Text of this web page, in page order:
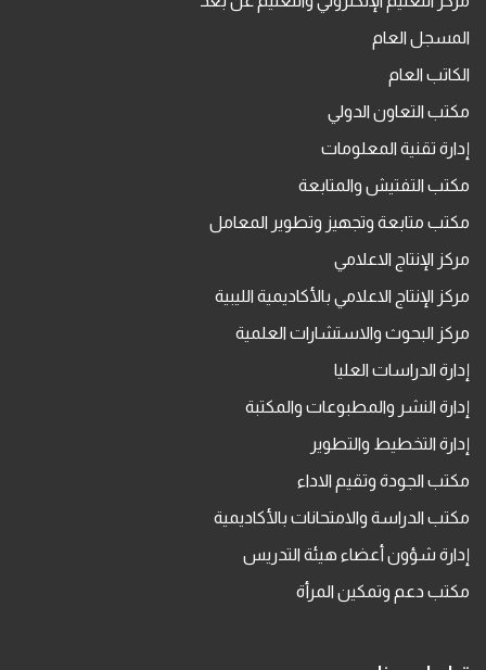
المسجل العام
الكاتب العام
مكتب التعاون الدولي
إدارة تقنية المعلومات
مكتب التفتيش والمتابعة
مكتب متابعة وتجهيز وتطوير المعامل
مركز الإنتاج الاعلامي
مركز الإنتاج الاعلامي بالأكاديمية الليبية
مركز البحوث والاستشارات العلمية
إدارة الدراسات العليا
إدارة النشر والمطبوعات والمكتبة
إدارة التخطيط والتطوير
مكتب الجودة وتقيم الاداء
مكتب الدراسة والامتحانات بالأكاديمية
إدارة شؤون أعضاء هيئة التدريس
مكتب دعم وتمكين المرأة